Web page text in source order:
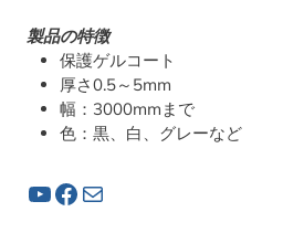
製品の特徴
保護ゲルコート
厚さ0.5～5mm
幅：3000mmまで
色：黒、白、グレーなど
YouTube フェイスブックメール